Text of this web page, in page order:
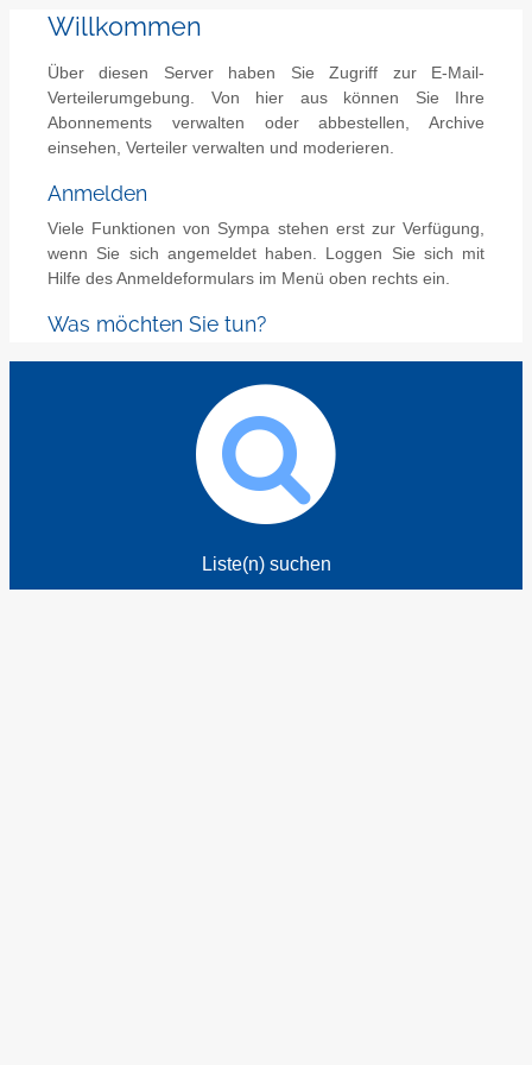
Willkommen
Über diesen Server haben Sie Zugriff zur E-Mail-
Verteilerumgebung. Von hier aus können Sie Ihre
Abonnements verwalten oder abbestellen, Archive
einsehen, Verteiler verwalten und moderieren.
Anmelden
Viele Funktionen von Sympa stehen erst zur Verfügung,
wenn Sie sich angemeldet haben. Loggen Sie sich mit
Hilfe des Anmeldeformulars im Menü oben rechts ein.
Was möchten Sie tun?
Liste(n) suchen